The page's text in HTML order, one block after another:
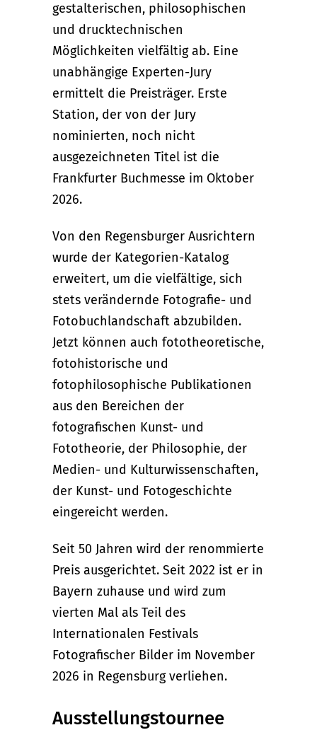
gestalterischen, philosophischen
und drucktechnischen
Möglichkeiten vielfältig ab. Eine
unabhängige Experten-Jury
ermittelt die Preisträger. Erste
Station, der von der Jury
nominierten, noch nicht
ausgezeichneten Titel ist die
Frankfurter Buchmesse im Oktober
2026.
Von den Regensburger Ausrichtern
wurde der Kategorien-Katalog
erweitert, um die vielfältige, sich
stets verändernde Fotografie- und
Fotobuchlandschaft abzubilden.
Jetzt können auch fototheoretische,
fotohistorische und
fotophilosophische Publikationen
aus den Bereichen der
fotografischen Kunst- und
Fototheorie, der Philosophie, der
Medien- und Kulturwissenschaften,
der Kunst- und Fotogeschichte
eingereicht werden.
Seit 50 Jahren wird der renommierte
Preis ausgerichtet. Seit 2022 ist er in
Bayern zuhause und wird zum
vierten Mal als Teil des
Internationalen Festivals
Fotografischer Bilder im November
2026 in Regensburg verliehen.
Ausstellungstournee